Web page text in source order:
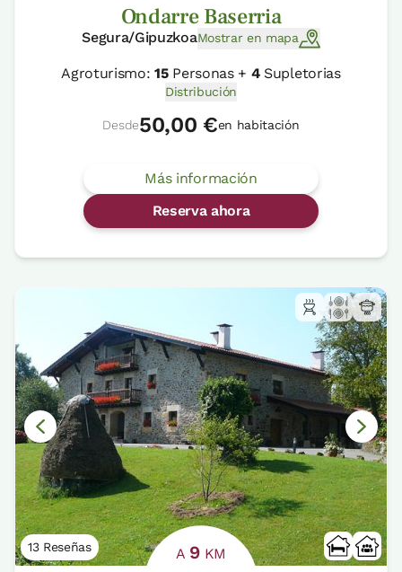
Ondarre Baserria
Segura/GipuzkoaMostrar en mapa
Agroturismo:15Personas + 4Supletorias
Distribución
Desde50,00 €en habitación
Más información
Reserva ahora
13 Reseñas A 9 KM